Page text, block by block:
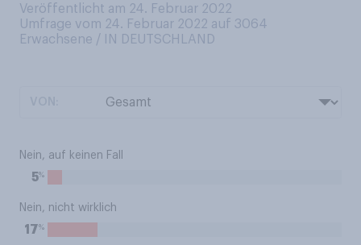
Veröffentlicht am 24. Februar 2022
Umfrage vom 24. Februar 2022 auf 3064
Erwachsene / IN DEUTSCHLAND
Nein, auf keinen Fall
5%
Nein, nicht wirklich
17%